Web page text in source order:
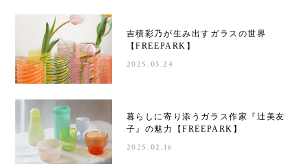
吉積彩乃が生み出すガラスの世界
【FREEPARK】
2025.03.24
暮らしに寄り添うガラス作家『辻美友
子』の魅力【FREEPARK】
2025.02.16